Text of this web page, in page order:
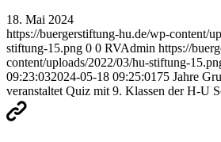
18. Mai 2024
https://buergerstiftung-hu.de/wp-content/
stiftung-15.png 0 0 RVAdmin https://
content/uploads/2022/03/hu-stiftung-
09:23:032024-05-18 09:25:01 75 Jahre
veranstaltet Quiz mit 9. Klassen der H-U